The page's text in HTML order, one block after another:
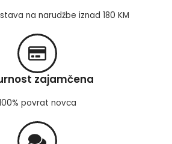
na narudžbe iznad 180 KM
zajamčena
povrat novca